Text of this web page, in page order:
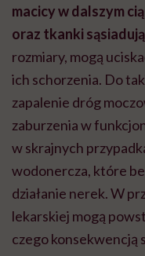
macicy w dalszym
oraz tkanki
rozmiary, mogą
ich schorzenia. Do
zapalenie dróg
zaburzenia w
w skrajnych
wodonercza, które
działanie nerek. W
lekarskiej mogą
czego konsekwencją